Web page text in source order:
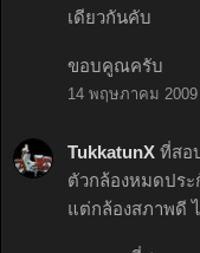
เดียวกันคับ
ขอบคูณครับ
14 พฤษภาคม 2009
TukkatunX ที่สอ
ตัวกล้องหมดปร
แต่กล้องสภาพดี